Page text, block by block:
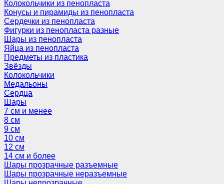
Колокольчики из пенопласта
Конусы и пирамиды из пенопласта
Сердечки из пенопласта
Фигурки из пенопласта разные
Шары из пенопласта
Яйца из пенопласта
Предметы из пластика
Звёзды
Колокольчики
Медальоны
Сердца
Шары
7 см и менее
8 см
9 см
10 см
12 см
14 см и более
Шары прозрачные разъемные
Шары прозрачные неразъемные